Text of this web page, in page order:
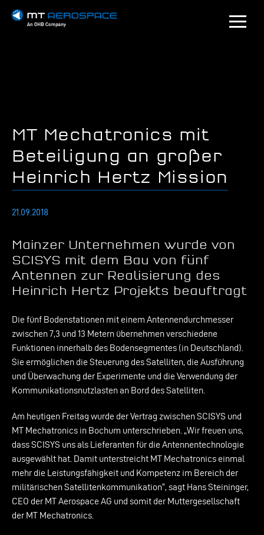
MT Mechatronics mit
Beteiligung an großer
Heinrich Hertz Mission
21.09.2018
Mainzer Unternehmen wurde von
SCISYS mit dem Bau von fünf
Antennen zur Realisierung des
Heinrich Hertz Projekts beauftragt
Die fünf Bodenstationen mit einem Antennendurchmesser
zwischen 7,3 und 13 Metern übernehmen verschiedene
Funktionen innerhalb des Bodensegmentes (in Deutschland).
Sie ermöglichen die Steuerung des Satelliten, die Ausführung
und Überwachung der Experimente und die Verwendung der
Kommunikationsnutzlasten an Bord des Satelliten.
Am heutigen Freitag wurde der Vertrag zwischen SCISYS und
MT Mechatronics in Bochum unterschrieben. „Wir freuen uns,
dass SCISYS uns als Lieferanten für die Antennentechnologie
ausgewählt hat. Damit unterstreicht MT Mechatronics einmal
mehr die Leistungsfähigkeit und Kompetenz im Bereich der
militärischen Satellitenkommunikation“, sagt Hans Steininger,
CEO der MT Aerospace AG und somit der Muttergesellschaft
der MT Mechatronics.